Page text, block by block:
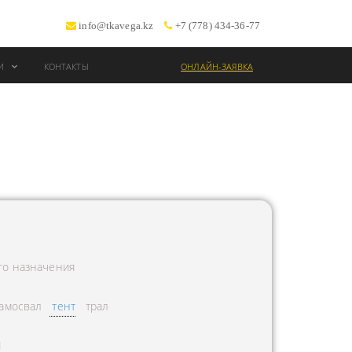
info@tkavega.kz +7 (778) 434-36-77
КОНТАКТЫ ОНЛАЙН-ЗАЯВКА
назначения
тент трал